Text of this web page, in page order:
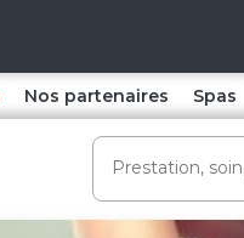
Nos partenaires Spas